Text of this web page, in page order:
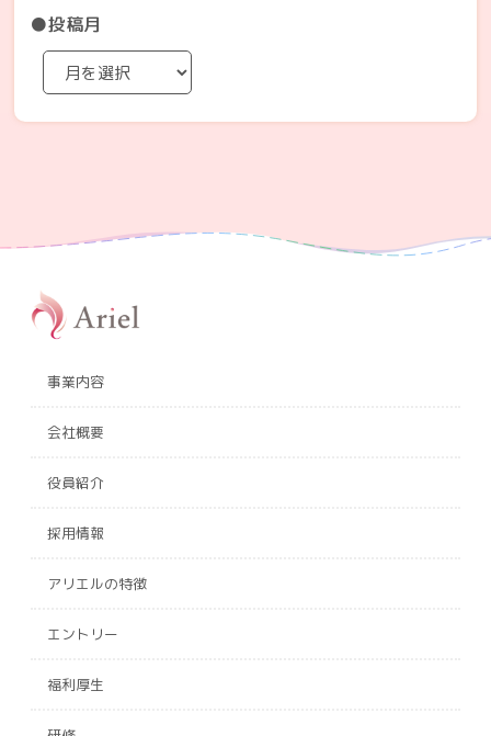
●投稿月
事業内容
会社概要
役員紹介
採用情報
アリエルの特徴
エントリー
福利厚生